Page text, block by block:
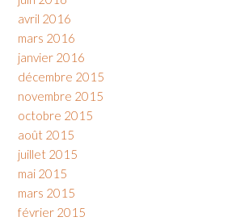
avril 2016
mars 2016
janvier 2016
décembre 2015
novembre 2015
octobre 2015
août 2015
juillet 2015
mai 2015
mars 2015
février 2015